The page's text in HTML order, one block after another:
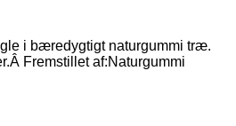
i bæredygtigt naturgummi træ.
Fremstillet af:Naturgummi